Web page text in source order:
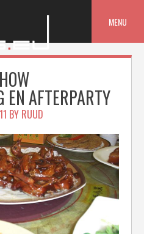
MENU
EN AFTERPARTY
BY RUUD